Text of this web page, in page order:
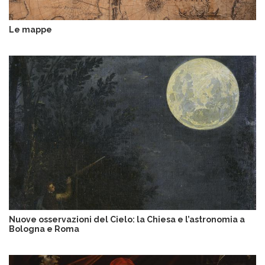
Le mappe
I
m
m
a
g
i
n
e
Nuove osservazioni del Cielo: la Chiesa e l’astronomia a
Bologna e Roma